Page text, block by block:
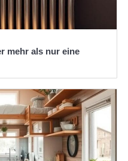
mehr als nur eine